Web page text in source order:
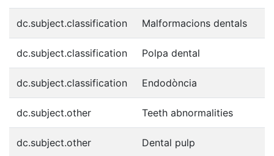
dc.subject.classification Malformacions dentals
dc.subject.classification Polpa dental
dc.subject.classification Endodòncia
dc.subject.other Teeth abnormalities
dc.subject.other Dental pulp